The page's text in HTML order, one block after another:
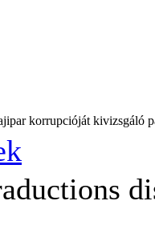
korrupcióját kivizsgáló